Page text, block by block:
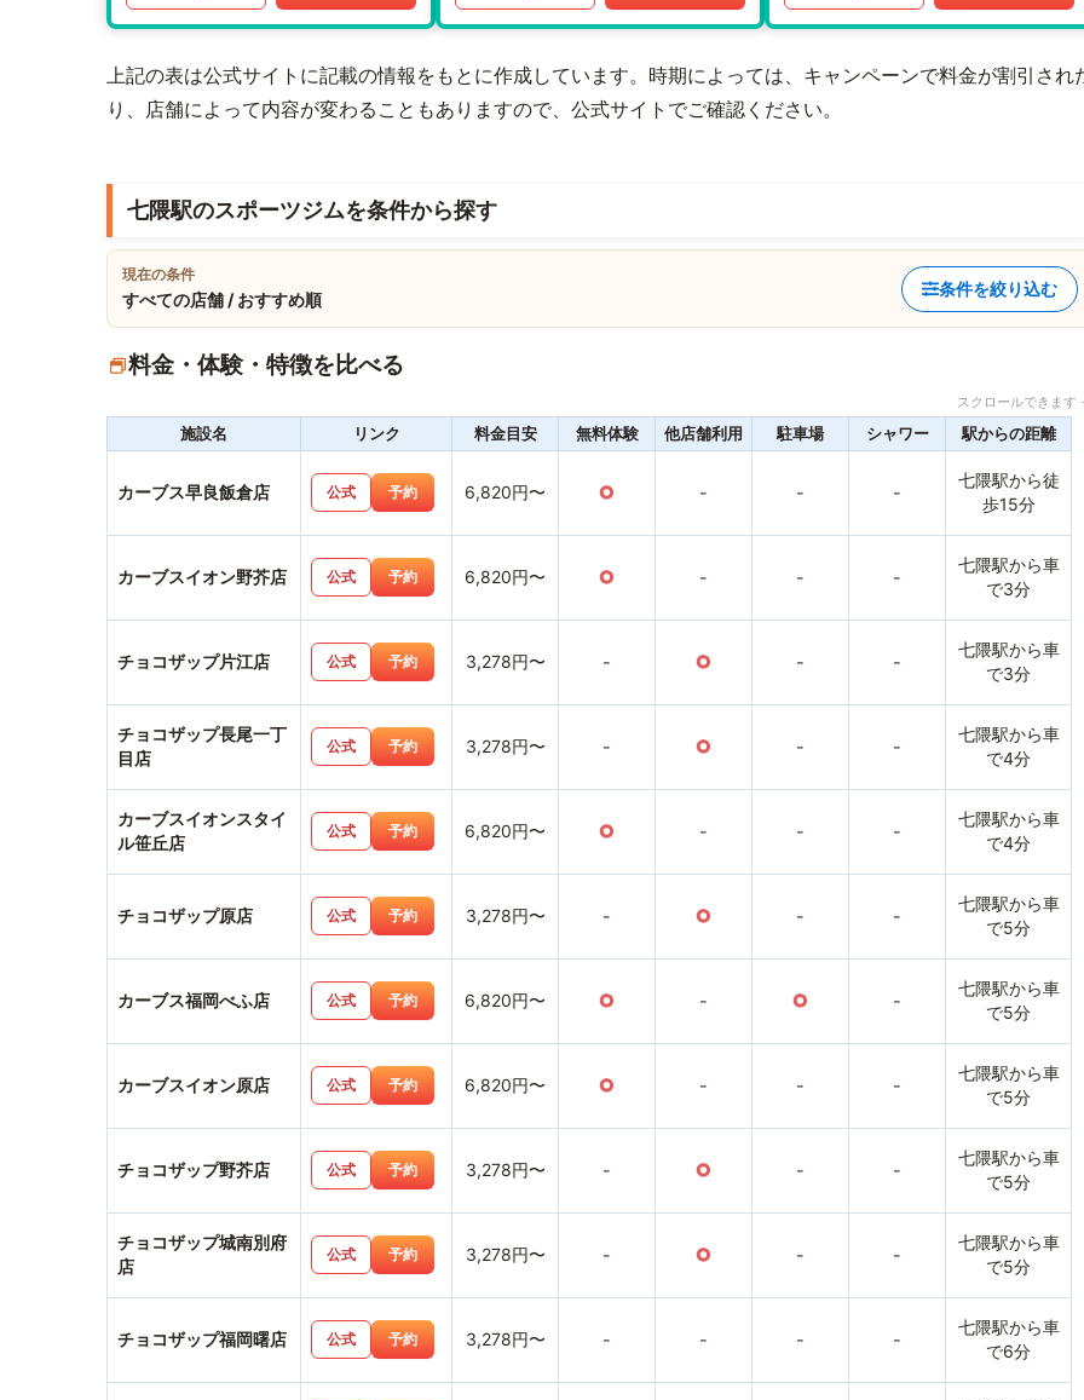
上記の表は公式サイトに記載の情報をもとに作成しています。時期によっては、キャンペーンで料金が割引され
り、店舗によって内容が変わることもありますので、公式サイトでご確認ください。
七隈駅のスポーツジムを条件から探す
現在の条件
すべての店舗 / おすすめ順
条件を絞り込む
料金・体験・特徴を比べる
スクロールできま
施設名 リンク 料金目安 無料体験 他店舗利用 駐車場 シャワー 駅からの距離
カーブス早良飯倉店 公式 予約 6,820円〜 ○ - - -
七隈駅から徒
歩15分
カーブスイオン野芥店 公式 予約 6,820円〜 ○ - - -
七隈駅から車
で3分
チョコザップ片江店 公式 予約 3,278円〜 - ○ - -
七隈駅から車
で3分
チョコザップ長尾一丁
目店
公式 予約 3,278円〜 - ○ - -
七隈駅から車
で4分
カーブスイオンスタイ
ル笹丘店
公式 予約 6,820円〜 ○ - - -
七隈駅から車
で4分
チョコザップ原店 公式 予約 3,278円〜 - ○ - -
七隈駅から車
で5分
カーブス福岡べふ店 公式 予約 6,820円〜 ○ - ○ -
七隈駅から車
で5分
カーブスイオン原店 公式 予約 6,820円〜 ○ - - -
七隈駅から車
で5分
チョコザップ野芥店 公式 予約 3,278円〜 - ○ - -
七隈駅から車
で5分
チョコザップ城南別府
店
公式 予約 3,278円〜 - ○ - -
七隈駅から車
で5分
チョコザップ福岡曙店 公式 予約 3,278円〜 - - - -
七隈駅から車
で6分